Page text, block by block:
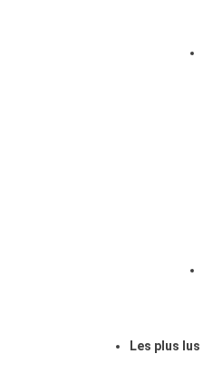
Les plus lus